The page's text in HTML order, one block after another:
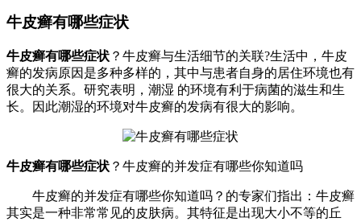
牛皮癣有哪些症状
牛皮癣有哪些症状 ？牛皮癣与生活细节的关联?生活中，牛皮
癣的发病原因是多种多样的，其中与患者自身的居住环境也有
很大的关系。研究表明，潮湿 的环境有利于病菌的滋生和生
长。因此潮湿的环境对牛皮癣的发病有很大的影响。
牛皮癣有哪些症状 ？牛皮癣的并发症有哪些你知道吗
牛皮癣的并发症有哪些你知道吗？的专家们指出：牛皮癣
其实是一种非常常见的皮肤病。其特征是出现大小不等的丘